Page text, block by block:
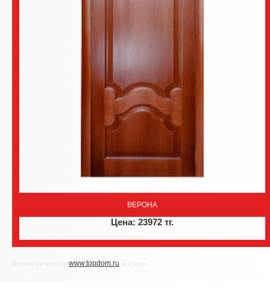
ВЕРОНА
Цена: 23972 тг.
Дизайн интерьера www.topdom.ru под ключ.